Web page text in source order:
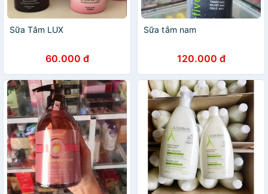
Sữa Tắm LUX
60.000 đ
Sữa tắm nam
120.000 đ